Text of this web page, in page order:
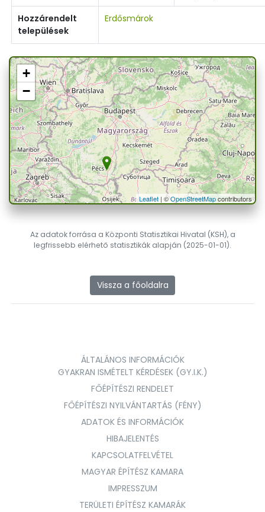
Hozzárendelt
települések
Erdősmárok
+
−
Leaflet| ©OpenStreetMapcontributors
Az adatok forrása a Központi Statisztikai Hivatal (KSH), a
legfrissebb elérhető statisztikák alapján (2025-01-01).
Vissza a főoldalra
ÁLTALÁNOS INFORMÁCIÓK
GYAKRAN ISMÉTELT KÉRDÉSEK (GY.I.K.)
FŐÉPÍTÉSZI RENDELET
FŐÉPÍTÉSZI NYILVÁNTARTÁS (FÉNY)
ADATOK ÉS INFORMÁCIÓK
HIBAJELENTÉS
KAPCSOLATFELVÉTEL
MAGYAR ÉPÍTÉSZ KAMARA
IMPRESSZUM
TERÜLETI ÉPÍTÉSZ KAMARÁK